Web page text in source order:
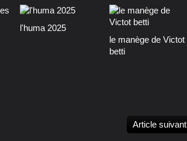
l'huma 2025
le manège de Victot
betti
Article suivant